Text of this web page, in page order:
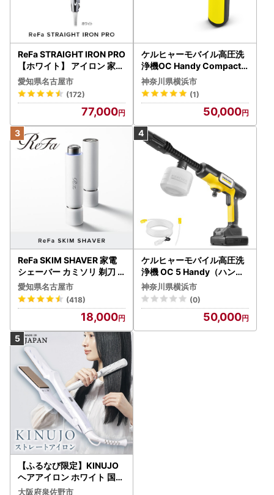
ReFa STRAIGHT IRON PRO
【ホワイト】 アイロン 家電
美容 リファ アイロン
愛知県名古屋市
(172)
77,000
ケルヒャーモバイル高圧洗
浄機OC Handy Compact
（ハンディエア） APV000
7
神奈川県横浜市
(1)
50,000
ReFa SKIM SHAVER 家電
シェーバー カミソリ 剃刀
シェーバー
愛知県名古屋市
(418)
18,000
ケルヒャーモバイル高圧洗
浄機 OC 5 Handy（ハンデ
ィジェット） APV0006
神奈川県横浜市
(0)
50,000
【ふるなび限定】KINUJO
ヘアアイロン ホワイト 国内
製造 FN-Limited-PR
大阪府泉佐野市